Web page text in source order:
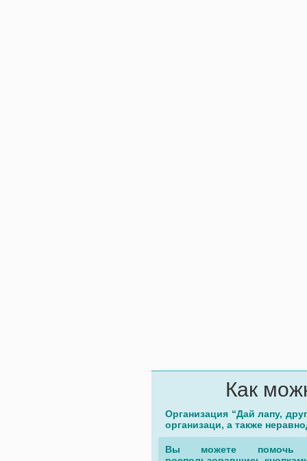
Как
Организация “Дай лапу,
организаци, а также
Вы можете помочь